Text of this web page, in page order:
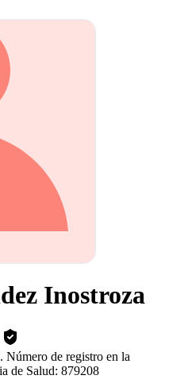
Inostroza
Número de registro en la
de Salud: 879208